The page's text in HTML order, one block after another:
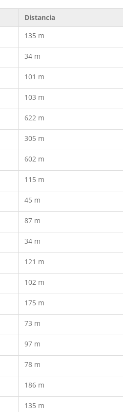
Distancia
135 m
34 m
101 m
103 m
622 m
305 m
602 m
115 m
45 m
87 m
34 m
121 m
102 m
175 m
73 m
97 m
78 m
186 m
135 m